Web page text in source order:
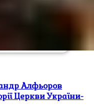
Алфьоров
Церкви України-